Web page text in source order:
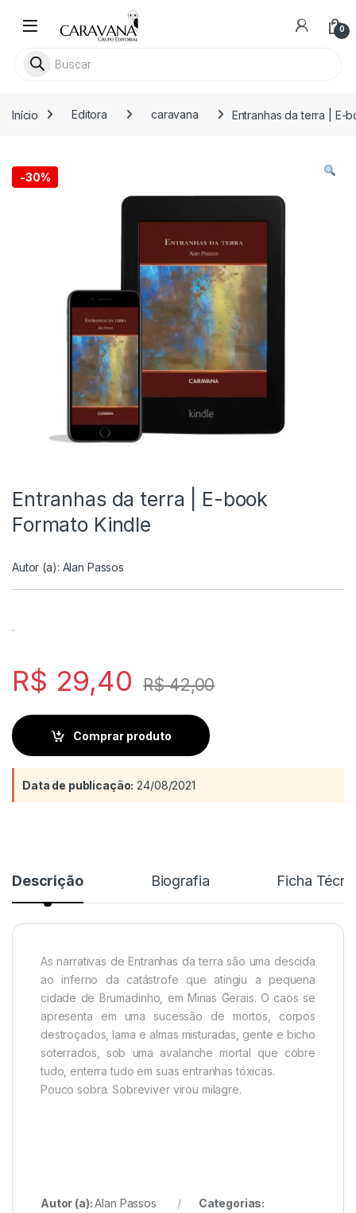
0
Pesquisar livros
Início Editora caravana Entranhas da terra | E-
-30%
Entranhas da terra | E-book
Formato Kindle
Autor (a): Alan Passos
.
R$ 29,40 R$42,00
Comprar produto
Data de publicação: 24/08/2021
Descrição Biografia Ficha
As narrativas de Entranhas da terra são uma descida
ao inferno da catástrofe que atingiu a pequena
cidade de Brumadinho, em Minas Gerais. O caos se
apresenta em uma sucessão de mortos, corpos
destroçados, lama e almas misturadas, gente e bicho
soterrados, sob uma avalanche mortal que cobre
tudo, enterra tudo em suas entranhas tóxicas.
Pouco sobra. Sobreviver virou milagre.
Autor (a):Alan Passos
Categorias: